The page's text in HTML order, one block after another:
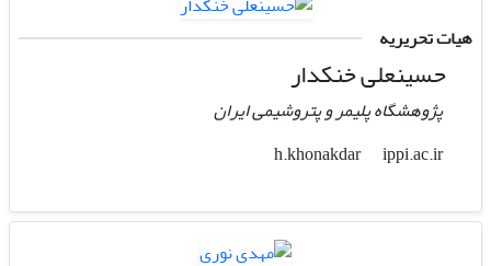
هیات تحریریه
حسینعلی خنکدار
پژوهشگاه پلیمر و پتروشیمی ایران
h.khonakdar
ippi.ac.ir